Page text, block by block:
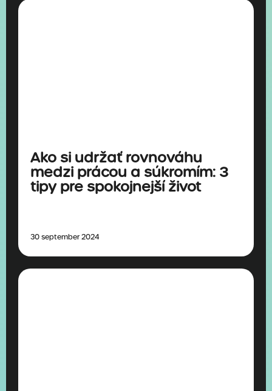
Ako si udržať rovnováhu
medzi prácou a súkromím: 3
tipy pre spokojnejší život
30 september 2024